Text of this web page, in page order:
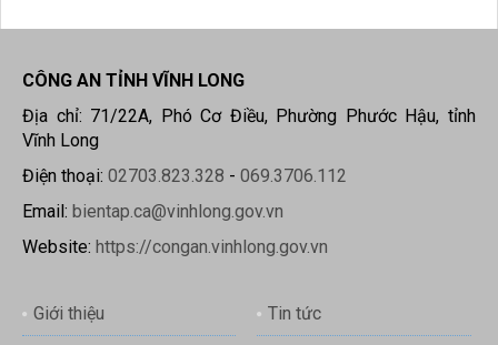
CÔNG AN TỈNH VĨNH LONG
Địa chỉ: 71/22A, Phó Cơ Điều, Phường Phước Hậu, tỉnh
Vĩnh Long
Điện thoại: 02703.823.328 - 069.3706.112
Email: bientap.ca@vinhlong.gov.vn
Website: https://congan.vinhlong.gov.vn
Giới thiệu Tin tức